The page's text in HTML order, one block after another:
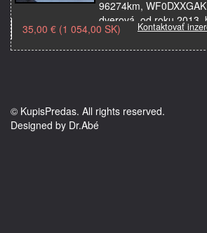
96274km,
dverová, od roku 2013,
tam nádobka , nádržka
kvapalinu, brzdový
Kontaktovať
35,00 € (1 054,00 SK)
© KupisPredas. All rights reserved.
Designed by Dr.Abé